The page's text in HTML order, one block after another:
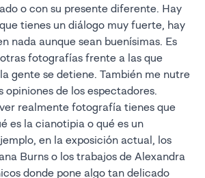
o con su presente diferente. Hay
tienes un diálogo muy fuerte, hay
nada aunque sean buenísimas. Es
fotografías frente a las que
gente se detiene. También me nutre
opiniones de los espectadores.
realmente fotografía tienes que
es la cianotipia o qué es un
en la exposición actual, los
Burns o los trabajos de Alexandra
donde pone algo tan delicado